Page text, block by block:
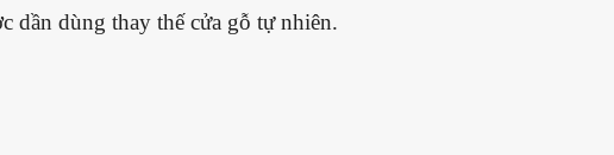
dần dùng thay thế cửa gỗ tự nhiên.